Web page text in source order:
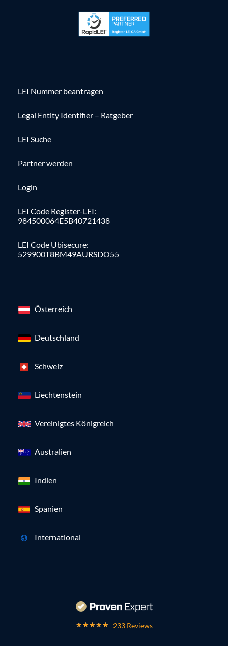
LEI Nummer beantragen
Legal Entity Identifier – Ratgeber
LEI Suche
Partner werden
Login
LEI Code Register-LEI:
984500064E5B40721438
LEI Code Ubisecure:
529900T8BM49AURSDO55
Österreich
Deutschland
Schweiz
Liechtenstein
Vereinigtes Königreich
Australien
Indien
Spanien
International
233 Reviews